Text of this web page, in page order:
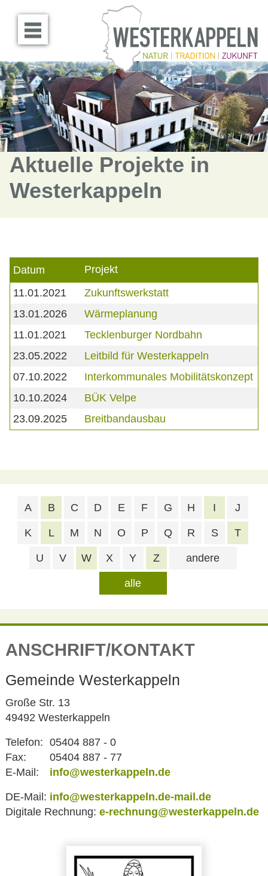
Menü öffnen
Aktuelle Projekte in
Westerkappeln
Datum
Projekt
11.01.2021
Zukunftswerkstatt
13.01.2026
Wärmeplanung
11.01.2021
Tecklenburger Nordbahn
23.05.2022
Leitbild für Westerkappeln
07.10.2022
Interkommunales Mobilitätskonzept
10.10.2024
BÜK Velpe
23.09.2025
Breitbandausbau
alle
A B C D E F G H I J
K L M N O P Q R S T
U V W X Y Z andere
ANSCHRIFT/KONTAKT
Gemeinde Westerkappeln
Große Str. 13
49492 Westerkappeln
Telefon: 05404 887 - 0
Fax:
05404 887 - 77
E-Mail:
info@westerkappeln.de
DE-Mail: info@westerkappeln.de-mail.de
Digitale Rechnung: e-rechnung@westerkappeln.de